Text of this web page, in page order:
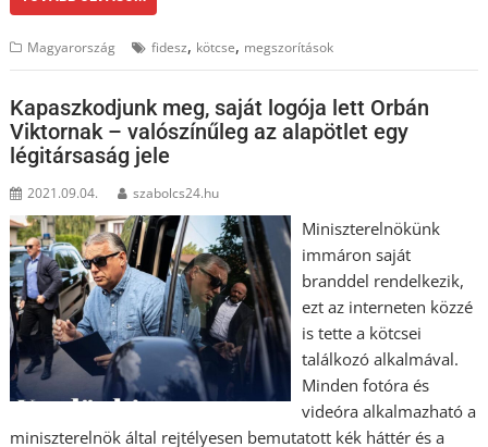
Magyarország fidesz, kötcse, megszorítások
Kapaszkodjunk meg, saját logója lett Orbán
Viktornak – valószínűleg az alapötlet egy
légitársaság jele
2021.09.04. szabolcs24.hu
Miniszterelnökünk
immáron saját
branddel rendelkezik,
ezt az interneten közzé
is tette a kötcsei
találkozó alkalmával.
Minden fotóra és
videóra alkalmazható a
miniszterelnök által rejtélyesen bemutatott kék háttér és a